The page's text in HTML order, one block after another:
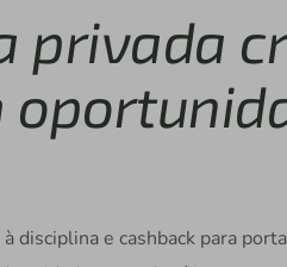
privada
disciplina e cashback para